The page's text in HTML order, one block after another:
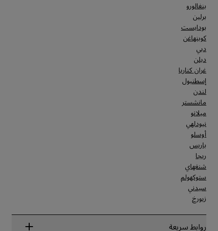
بنغالورو
برلين
بودابست
كوبنهاغن
دبي
دبلن
غران كناريا
إسطنبول
لندن
مانشستر
ميلانو
نيودلهي
أوسلو
باريس
ريجا
شنغهاي
ستوكهولم
سيدني
زيورخ
روابط سريعة